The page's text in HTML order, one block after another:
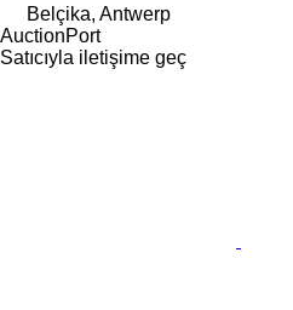
Belçika, Antwerp
AuctionPort
Satıcıyla iletişime geç